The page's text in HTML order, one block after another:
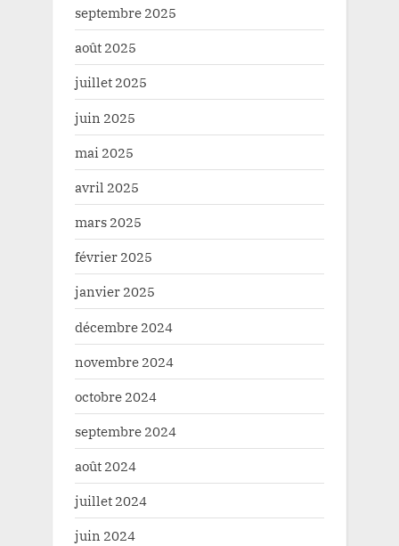
septembre 2025
août 2025
juillet 2025
juin 2025
mai 2025
avril 2025
mars 2025
février 2025
janvier 2025
décembre 2024
novembre 2024
octobre 2024
septembre 2024
août 2024
juillet 2024
juin 2024